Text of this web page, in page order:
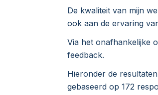
De kwaliteit van mijn
ook aan de ervaring
Via het onafhankelijke
feedback.
Hieronder de
gebaseerd op 172